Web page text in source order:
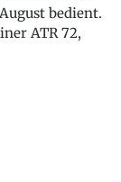
bedient.
ATR 72,